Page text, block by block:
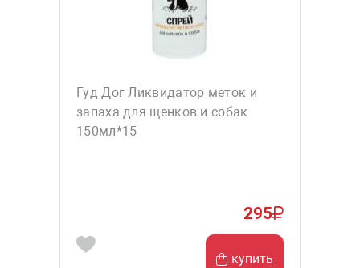
Гуд Дог Ликвидатор меток и
запаха для щенков и собак
150мл*15
295
купить